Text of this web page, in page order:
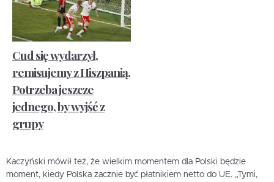
Cud się wydarzył,
remisujemy z Hiszpanią.
Potrzeba jeszcze
jednego, by wyjść z
grupy
Kaczyński mówił też, że wielkim momentem dla Polski będzie
moment, kiedy Polska zacznie być płatnikiem netto do UE. „Tymi,